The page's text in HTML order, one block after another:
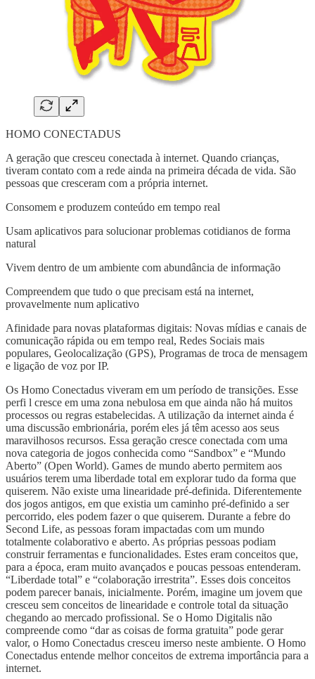
HOMO CONECTADUS
A geração que cresceu conectada à internet. Quando crianças,
tiveram contato com a rede ainda na primeira década de vida. São
pessoas que cresceram com a própria internet.
Consomem e produzem conteúdo em tempo real
Usam aplicativos para solucionar problemas cotidianos de forma
natural
Vivem dentro de um ambiente com abundância de informação
Compreendem que tudo o que precisam está na internet,
provavelmente num aplicativo
Afinidade para novas plataformas digitais: Novas mídias e canais de
comunicação rápida ou em tempo real, Redes Sociais mais
populares, Geolocalização (GPS), Programas de troca de mensagem
e ligação de voz por IP.
Os Homo Conectadus viveram em um período de transições. Esse
perfi l cresce em uma zona nebulosa em que ainda não há muitos
processos ou regras estabelecidas. A utilização da internet ainda é
uma discussão embrionária, porém eles já têm acesso aos seus
maravilhosos recursos. Essa geração cresce conectada com uma
nova categoria de jogos conhecida como “Sandbox” e “Mundo
Aberto” (Open World). Games de mundo aberto permitem aos
usuários terem uma liberdade total em explorar tudo da forma que
quiserem. Não existe uma linearidade pré-definida. Diferentemente
dos jogos antigos, em que existia um caminho pré-definido a ser
percorrido, eles podem fazer o que quiserem. Durante a febre do
Second Life, as pessoas foram impactadas com um mundo
totalmente colaborativo e aberto. As próprias pessoas podiam
construir ferramentas e funcionalidades. Estes eram conceitos que,
para a época, eram muito avançados e poucas pessoas entenderam.
“Liberdade total” e “colaboração irrestrita”. Esses dois conceitos
podem parecer banais, inicialmente. Porém, imagine um jovem que
cresceu sem conceitos de linearidade e controle total da situação
chegando ao mercado profissional. Se o Homo Digitalis não
compreende como “dar as coisas de forma gratuita” pode gerar
valor, o Homo Conectadus cresceu imerso neste ambiente. O Homo
Conectadus entende melhor conceitos de extrema importância para a
internet.